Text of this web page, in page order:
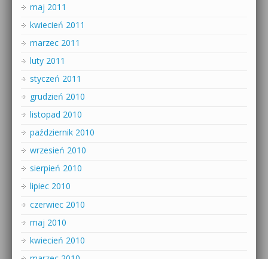
maj 2011
kwiecień 2011
marzec 2011
luty 2011
styczeń 2011
grudzień 2010
listopad 2010
październik 2010
wrzesień 2010
sierpień 2010
lipiec 2010
czerwiec 2010
maj 2010
kwiecień 2010